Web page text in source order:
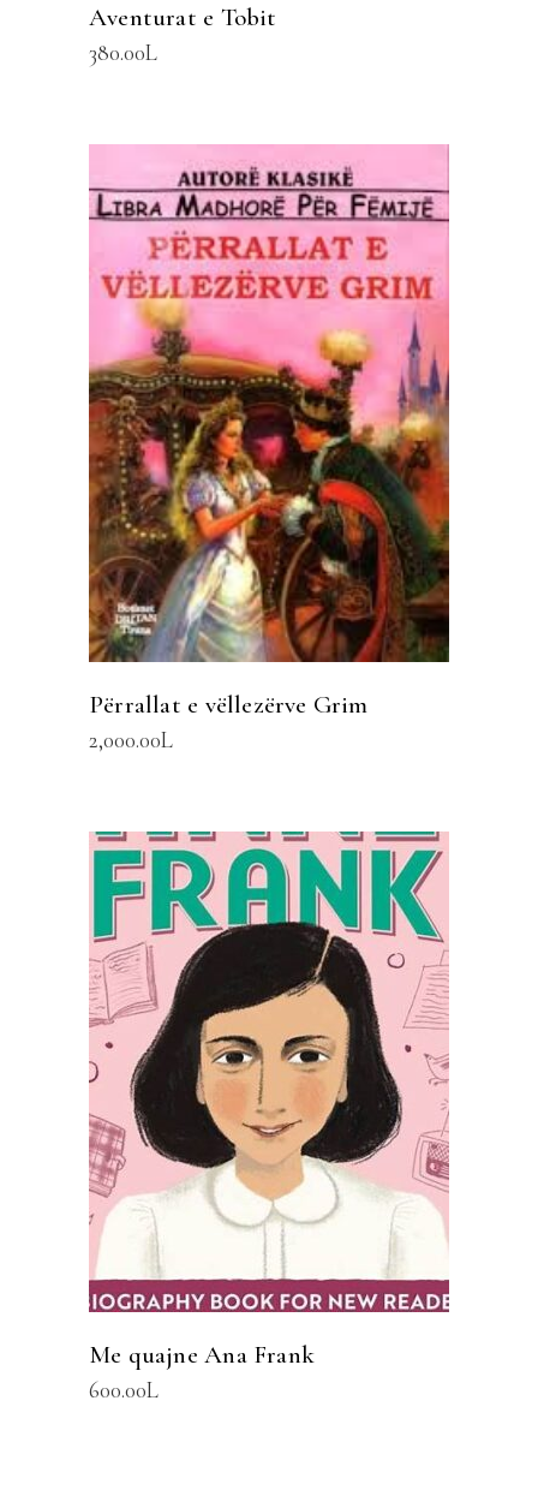
Aventurat e Tobit
380.00L
SHTOJE NË SHPORTË
Përrallat e vëllezërve Grim
2,000.00L
SHTOJE NË SHPORTË
Me quajne Ana Frank
600.00L